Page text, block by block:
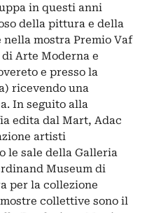
in questi anni
della pittura e della
nella mostra Premio Vaf
Arte Moderna e
e presso la
ricevendo una
In seguito alla
edita dal Mart, Adac
artisti
le sale della Galleria
Museum di
per la collezione
collettive sono il